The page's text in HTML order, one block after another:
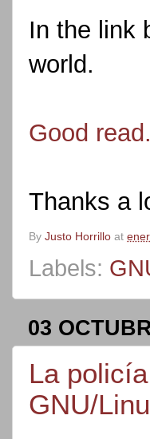
In the link
world.
Good read.
Thanks a
By Justo Horrillo at
Labels:
03
La
GNU/